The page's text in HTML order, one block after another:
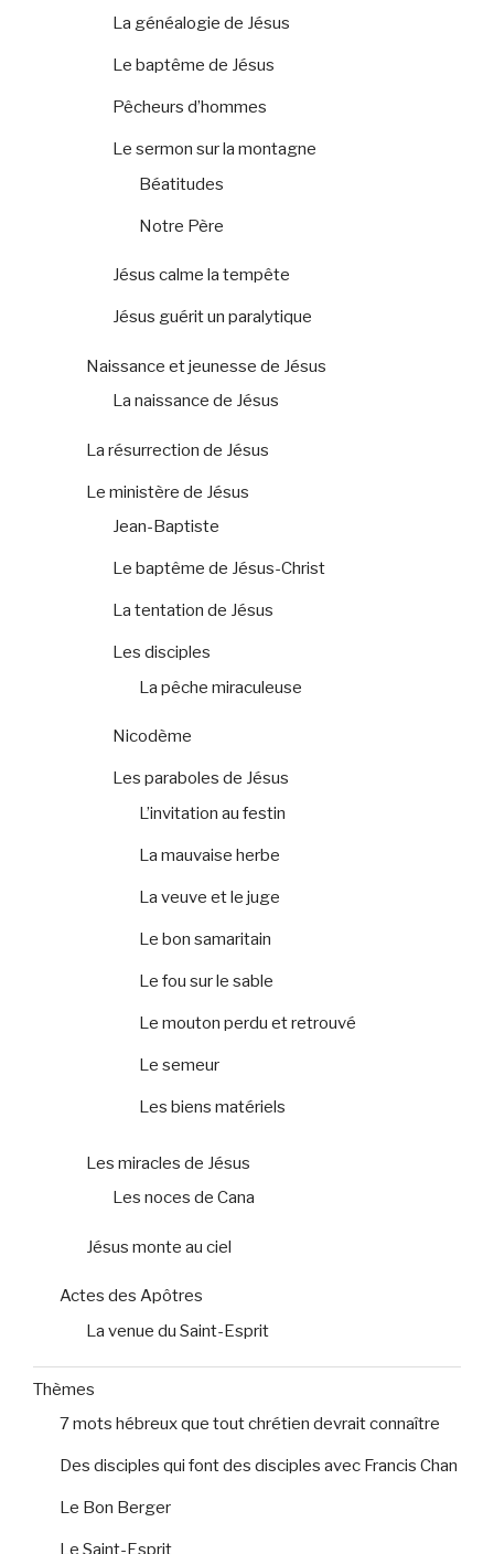
La généalogie de Jésus
Le baptême de Jésus
Pêcheurs d’hommes
Le sermon sur la montagne
Béatitudes
Notre Père
Jésus calme la tempête
Jésus guérit un paralytique
Naissance et jeunesse de Jésus
La naissance de Jésus
La résurrection de Jésus
Le ministère de Jésus
Jean-Baptiste
Le baptême de Jésus-Christ
La tentation de Jésus
Les disciples
La pêche miraculeuse
Nicodème
Les paraboles de Jésus
L’invitation au festin
La mauvaise herbe
La veuve et le juge
Le bon samaritain
Le fou sur le sable
Le mouton perdu et retrouvé
Le semeur
Les biens matériels
Les miracles de Jésus
Les noces de Cana
Jésus monte au ciel
Actes des Apôtres
La venue du Saint-Esprit
Thèmes
7 mots hébreux que tout chrétien devrait connaître
Des disciples qui font des disciples avec Francis Chan
Le Bon Berger